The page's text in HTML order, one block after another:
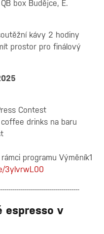
box Budějce, E.
kávy 2 hodiny
prostor pro finálový
Contest
drinks na baru
programu Výměník1
3ylvrwL00
espresso v